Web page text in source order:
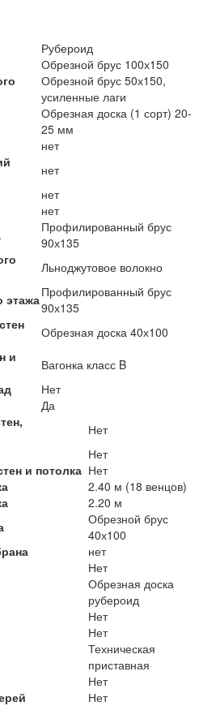
Рубероид
Обрезной брус 100х150
Обрезной брус 50х150,
усиленные лаги
Обрезная доска (1 сорт) 20-
25 мм
нет
нет
нет
нет
Профилированный брус
90х135
Льноджутовое волокно
этажаПрофилированный брус
90х135
Обрезная доска 40х100
и
Вагонка класс B
Нет
Да
Нет
Нет
и потолка Нет
2.40 м (18 венцов)
2.20 м
Обрезной брус
40х100
нет
Нет
Обрезная доска
рубероид
Нет
Нет
Техническая
приставная
Нет
Нет